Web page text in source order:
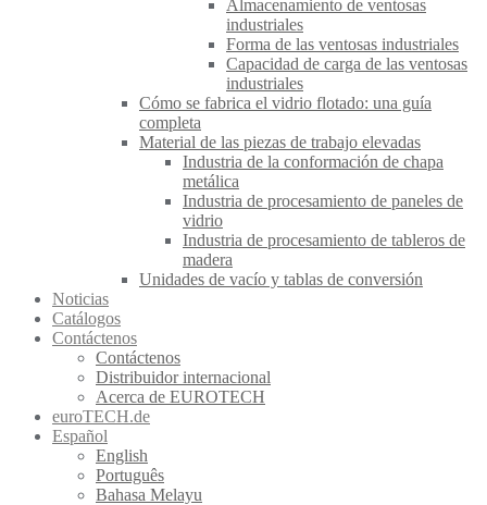
Almacenamiento de ventosas
industriales
Forma de las ventosas industriales
Capacidad de carga de las ventosas
industriales
Cómo se fabrica el vidrio flotado: una guía
completa
Material de las piezas de trabajo elevadas
Industria de la conformación de chapa
metálica
Industria de procesamiento de paneles de
vidrio
Industria de procesamiento de tableros de
madera
Unidades de vacío y tablas de conversión
Noticias
Catálogos
Contáctenos
Contáctenos
Distribuidor internacional
Acerca de EUROTECH
euroTECH.de
Español
English
Português
Bahasa Melayu